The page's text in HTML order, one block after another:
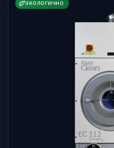
ЭКОЛОГИЧНО